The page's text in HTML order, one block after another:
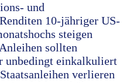
und
10-jähriger US-
steigen
sollten
unbedingt einkalkuliert
verlieren